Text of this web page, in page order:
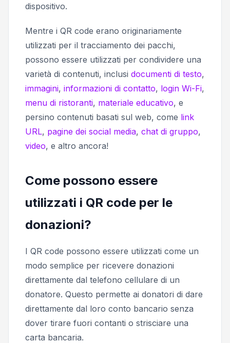
dispositivo.
Mentre i QR code erano originariamente
utilizzati per il tracciamento dei pacchi,
possono essere utilizzati per condividere una
varietà di contenuti, inclusi documenti di testo,
immagini, informazioni di contatto, login Wi-Fi,
menu di ristoranti, materiale educativo, e
persino contenuti basati sul web, come link
URL, pagine dei social media, chat di gruppo,
video, e altro ancora!
Come possono essere
utilizzati i QR code per le
donazioni?
I QR code possono essere utilizzati come un
modo semplice per ricevere donazioni
direttamente dal telefono cellulare di un
donatore. Questo permette ai donatori di dare
direttamente dal loro conto bancario senza
dover tirare fuori contanti o strisciare una
carta bancaria.